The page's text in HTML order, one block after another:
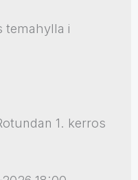
temahylla i
1. kerros